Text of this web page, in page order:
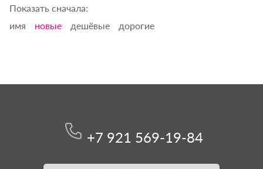
Показать сначала:
имя
новые дешёвые дорогие
+7 921 569-19-84